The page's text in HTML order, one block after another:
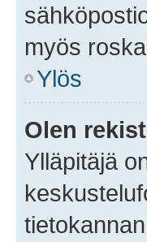
myös
Ylös
Olen
Ylläpitäjä